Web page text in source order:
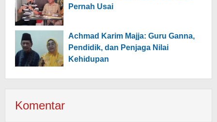
Pernah Usai
Achmad Karim Majja: Guru Ganna,
Pendidik, dan Penjaga Nilai
Kehidupan
Komentar